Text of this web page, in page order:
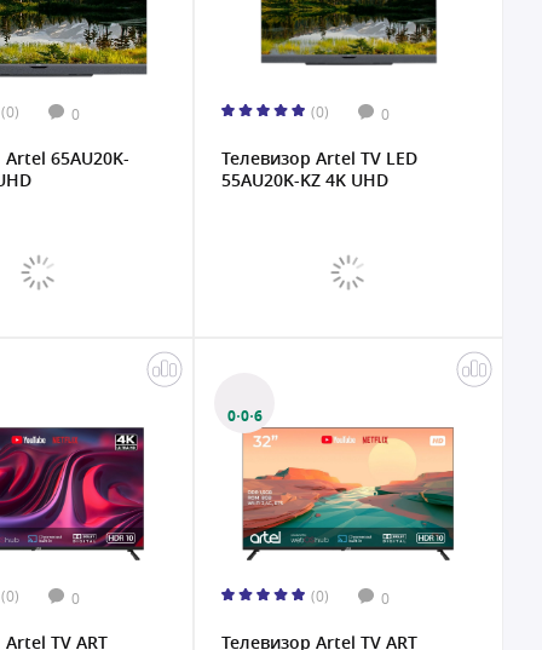
(0) 0
65AU20K-
(0) 0
Телевизор Artel TV LED
55AU20K-KZ 4K UHD
(0) 0
TV ART
0·0·6
(0) 0
Телевизор Artel TV ART